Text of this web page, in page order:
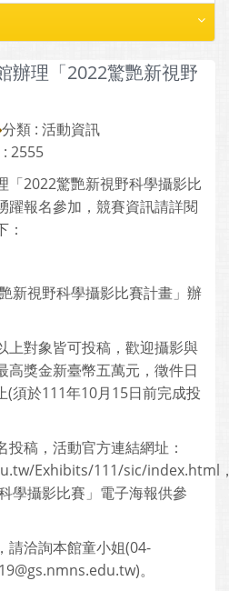
辦理「2022驚艷新視野
分類 : 活動資訊
2555
「2022驚艷新視野科學攝影比
躍報名參加，競賽資訊請詳閱
新視野科學攝影比賽計畫」辦
上對象皆可投稿，歡迎攝影與
高獎金新臺幣五萬元，徵件日
(須於111年10月15日前完成投
稿，活動官方連結網址：
Exhibits/111/sic/index.html
學攝影比賽」電子海報供參
請洽詢本館童小姐(04-
。